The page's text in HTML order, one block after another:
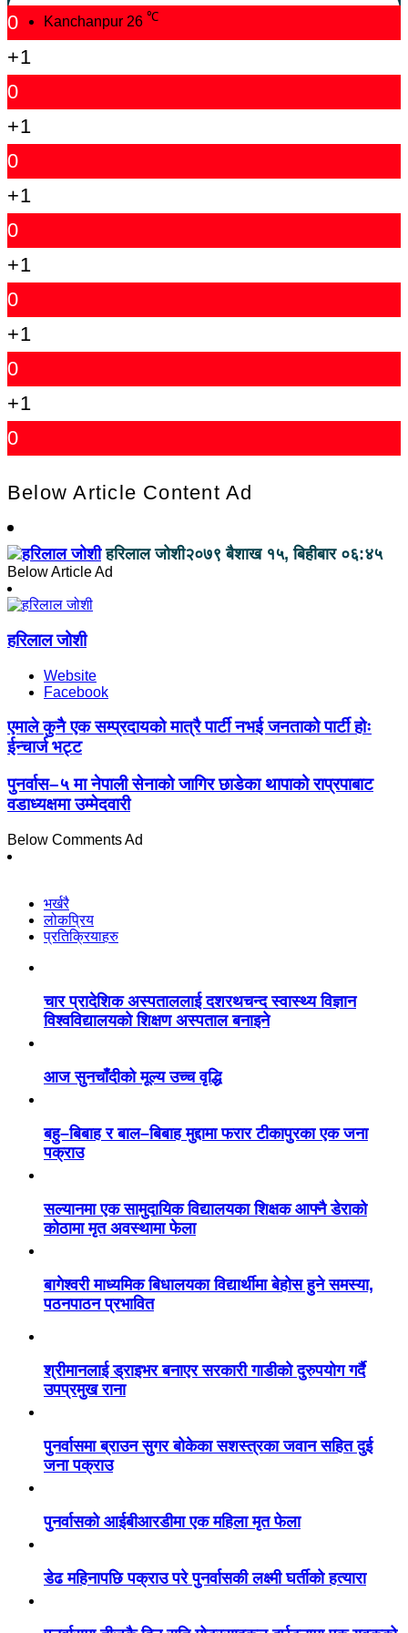
Kanchanpur 26 ℃
0
+1
0
+1
0
+1
0
+1
0
+1
0
+1
0
Below Article Content Ad
हरिलाल जोशी२०७९ बैशाख १५, बिहीबार ०६:४५
Below Article Ad
हरिलाल जोशी
Website
Facebook
एमाले कुनै एक सम्प्रदायको मात्रै पार्टी नभई जनताको पार्टी होः
ईन्चार्ज भट्ट
पुनर्वास–५ मा नेपाली सेनाको जागिर छाडेका थापाको राप्रपाबाट
वडाध्यक्षमा उम्मेदवारी
Below Comments Ad
भर्खरै
लोकप्रिय
प्रतिक्रियाहरु
चार प्रादेशिक अस्पताललाई दशरथचन्द स्वास्थ्य विज्ञान
विश्वविद्यालयको शिक्षण अस्पताल बनाइने
आज सुनचाँदीको मूल्य उच्च वृद्धि
बहु–बिबाह र बाल–बिबाह मुद्दामा फरार टीकापुरका एक जना
पक्राउ
सल्यानमा एक सामुदायिक विद्यालयका शिक्षक आफ्नै डेराको
कोठामा मृत अवस्थामा फेला
बागेश्वरी माध्यमिक बिधालयका विद्यार्थीमा बेहोस हुने समस्या,
पठनपाठन प्रभावित
श्रीमानलाई ड्राइभर बनाएर सरकारी गाडीको दुरुपयोग गर्दै
उपप्रमुख राना
पुनर्वासमा ब्राउन सुगर बोकेका सशस्त्रका जवान सहित दुई
जना पक्राउ
पुनर्वासको आईबीआरडीमा एक महिला मृत फेला
डेढ महिनापछि पक्राउ परे पुनर्वासकी लक्ष्मी घर्तीको हत्यारा